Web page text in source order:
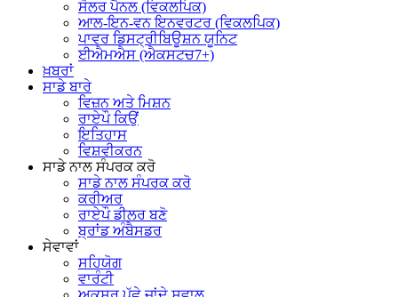
ਸੋਲਰ ਪੈਨਲ (ਵਿਕਲਪਿਕ)
ਆਲ-ਇਨ-ਵਨ ਇਨਵਰਟਰ (ਵਿਕਲਪਿਕ)
ਪਾਵਰ ਡਿਸਟ੍ਰੀਬਿਊਸ਼ਨ ਯੂਨਿਟ
ਈਐਮਐਸ (ਐਕਸਟਚ7+)
ਖ਼ਬਰਾਂ
ਸਾਡੇ ਬਾਰੇ
ਵਿਜ਼ਨ ਅਤੇ ਮਿਸ਼ਨ
ਰਾਏਪੌ ਕਿਉਂ
ਇਤਿਹਾਸ
ਵਿਸ਼ਵੀਕਰਨ
ਸਾਡੇ ਨਾਲ ਸੰਪਰਕ ਕਰੋ
ਸਾਡੇ ਨਾਲ ਸੰਪਰਕ ਕਰੋ
ਕਰੀਅਰ
ਰਾਏਪੌ ਡੀਲਰ ਬਣੋ
ਬ੍ਰਾਂਡ ਅੰਬੈਸਡਰ
ਸੇਵਾਵਾਂ
ਸਹਿਯੋਗ
ਵਾਰੰਟੀ